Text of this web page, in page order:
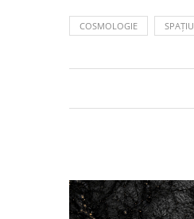
COSMOLOGIE SPAȚIU